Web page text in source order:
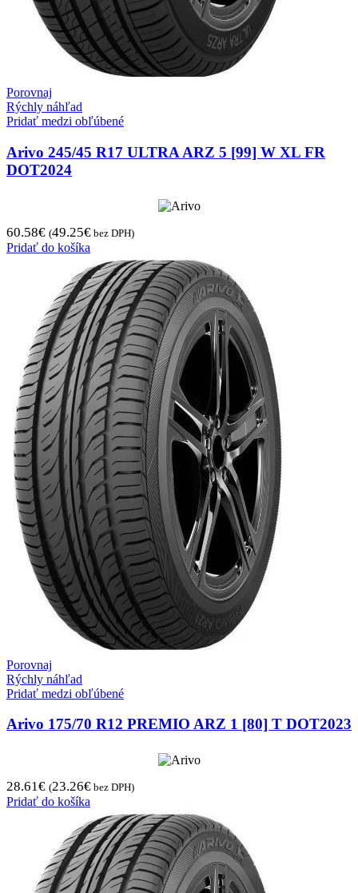
Porovnaj
Rýchly náhľad
Pridať medzi obľúbené
Arivo 245/45 R17 ULTRA ARZ 5 [99] W XL FR
DOT2024
60.58€ (49.25€ bez DPH)
Pridať do košíka
Porovnaj
Rýchly náhľad
Pridať medzi obľúbené
Arivo 175/70 R12 PREMIO ARZ 1 [80] T DOT2023
28.61€ (23.26€ bez DPH)
Pridať do košíka